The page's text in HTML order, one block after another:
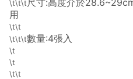
\t\t\t尺寸:高度介於
用
\t\t
\t\t\t數量:4張入
\t
\t
\t\t